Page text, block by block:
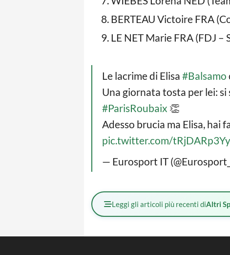
BERTEAU Victoire FRA
LE NET Marie FRA (FDJ –
Le lacrime di Elisa #Balsamo
Una giornata tosta per lei: si
#ParisRoubaix 👏
Adesso brucia ma Elisa,
pic.twitter.com/tRjDARp3Yy
— Eurosport IT
Leggi gli articoli più recenti diAltri